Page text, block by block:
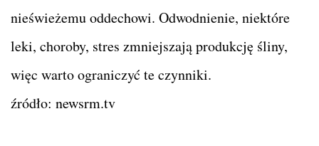
nieświeżemu oddechowi. Odwodnienie, niektóre
leki, choroby, stres zmniejszają produkcję śliny,
więc warto ograniczyć te czynniki.
źródło: newsrm.tv